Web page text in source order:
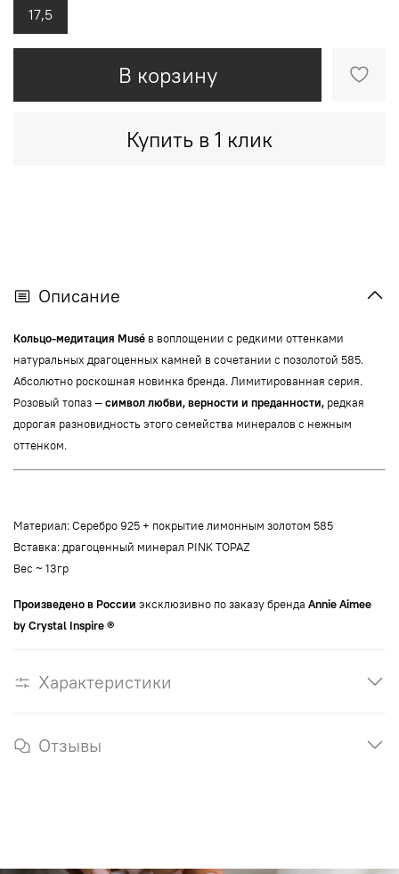
В корзину
Купить в 1 клик
17,5
Описание
Кольцо-медитация Musé в воплощении с редкими оттенками
натуральных драгоценных камней в сочетании с позолотой 585.
Абсолютно роскошная новинка бренда. Лимитированная серия.
Розовый топаз —символ любви, верности и преданности, редкая
дорогая разновидность этого семейства минералов c нежным
оттенком.
Материал: Серебро 925 + покрытие лимонным золотом 585
Вставка: драгоценный минерал PINK TOPAZ
Вес ~ 13гр
Произведено в России эксклюзивно по заказу бренда Annie Aimee
by Crystal Inspire ®
Характеристики
Отзывы